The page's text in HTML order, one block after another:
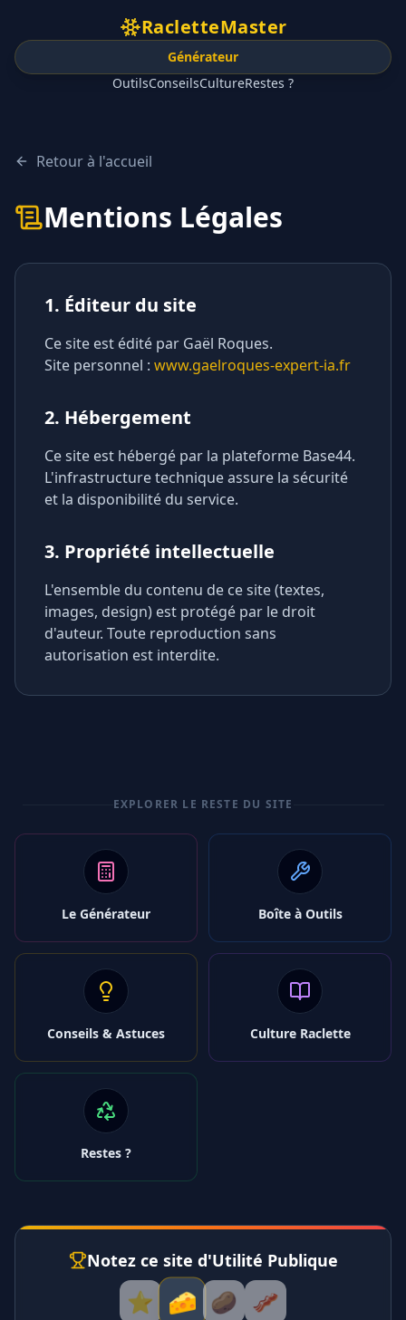
RacletteMaster
Générateur
OutilsConseilsCultureRestes ?
Retour à l'accueil
Mentions Légales
1. Éditeur du site
Ce site est édité par Gaël Roques.
Site personnel : www.gaelroques-expert-ia.fr
2. Hébergement
Ce site est hébergé par la plateforme Base44.
L'infrastructure technique assure la sécurité
et la disponibilité du service.
3. Propriété intellectuelle
L'ensemble du contenu de ce site (textes,
images, design) est protégé par le droit
d'auteur. Toute reproduction sans
autorisation est interdite.
EXPLORER LE RESTE DU SITE
Le Générateur Boîte à Outils
Conseils & Astuces Culture Raclette
Restes ?
Notez ce site d'Utilité Publique
⭐ 🧀 🥔 🥓